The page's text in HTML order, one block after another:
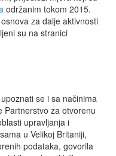
održanim tokom 2015.
za dalje aktivnosti
su na stranici
se i sa načinima
Partnerstvo za otvorenu
upravljanja i
u Velikoj Britaniji,
podataka, govorila